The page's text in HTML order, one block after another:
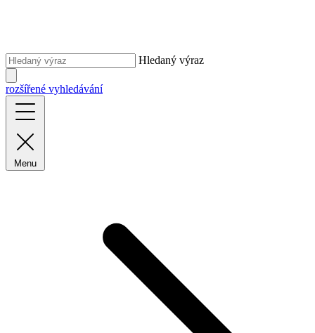
Hledaný výraz
rozšířené vyhledávání
Menu